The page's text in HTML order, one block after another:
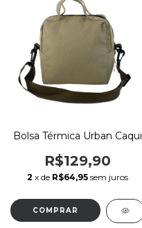
Bolsa Térmica Urban Caqui
R$129,90
2 x de R$64,95 sem juros